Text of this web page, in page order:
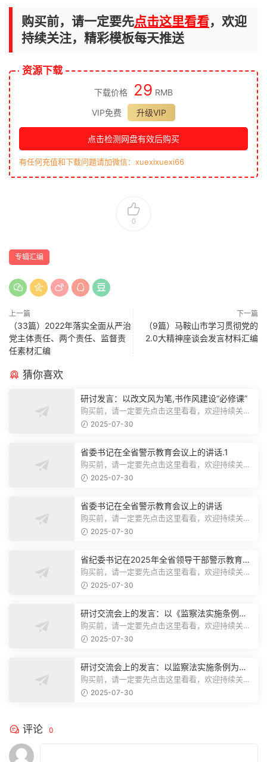
购买前，请一定要先点击这里看看，欢迎
持续关注，精彩模板每天推送
资源下载
下载价格 29 RMB
VIP免费
升级VIP
点击检测网盘有效后购买
有任何充值和下载问题请加微信：xuexixuexi66
0
专辑汇编
上一篇
（33篇）2022年落实全面从严治
党主体责任、两个责任、监督责
任素材汇编
下一篇
（9篇）马鞍山市学习贯彻党的
2.0大精神座谈会发言材料汇编
猜你喜欢
研讨发言：以改文风为笔,书作风建设“必修课”
购买前，请一定要先点击这里看看，欢迎持续关
注，精彩模板每天推送预览结束，本文...
2025-07-30
省委书记在全省警示教育会议上的讲话.1
购买前，请一定要先点击这里看看，欢迎持续关
注，精彩模板每天推送预览结束，本文...
2025-07-30
省委书记在全省警示教育会议上的讲话
购买前，请一定要先点击这里看看，欢迎持续关
注，精彩模板每天推送预览结束，本文...
2025-07-30
省纪委书记在2025年全省领导干部警示教育会
上的讲话.1
购买前，请一定要先点击这里看看，欢迎持续关
注，精彩模板每天推送预览结束，本文...
2025-07-30
研讨交流会上的发言：以《监察法实施条例》
为纲,推动巡察工作高质量发展
购买前，请一定要先点击这里看看，欢迎持续关
注，精彩模板每天推送预览结束，本文...
2025-07-30
研讨交流会上的发言：以监察法实施条例为纲
推动巡察工作高质量发展
购买前，请一定要先点击这里看看，欢迎持续关
注，精彩模板每天推送预览结束，本文...
2025-07-30
评论 0